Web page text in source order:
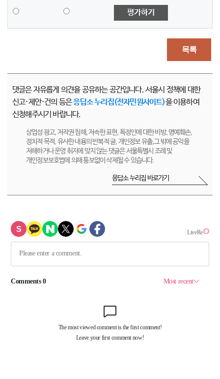
평가하기
목록
댓글은 자유롭게 의견을 공유하는 공간입니다. 서울시 정책에 대한
신고·제안·건의 등은응답소 누리집(전자민원사이트)을 이용하여
신청해주시기 바랍니다.
상업성 광고, 저작권 침해, 저속한 표현, 특정인에 대한 비방, 명예훼손,
정치적 목적, 유사한 내용의 반복적 글, 개인정보 유출,그 밖에 공익을
저해하거나 운영 취지에 맞지 않는 댓글은 서울특별시 조례 및
개인정보보호법에 의해 통보없이 삭제될 수 있습니다.
응답소 누리집 바로가기